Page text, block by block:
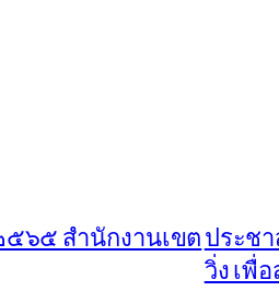
๖๕ สำนักงานเขตประช
วิ่ง เพื่